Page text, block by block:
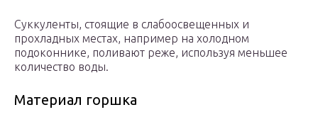
Суккуленты, стоящие в слабоосвещенных и
прохладных местах, например на холодном
подоконнике, поливают реже, используя меньшее
количество воды.
Материал горшка